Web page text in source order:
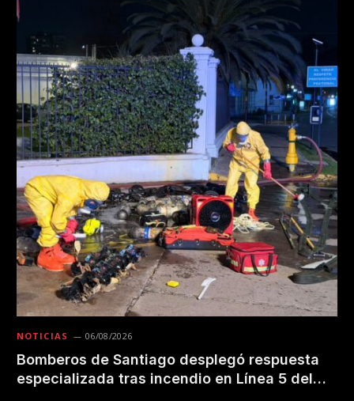
NOTICIAS 06/08/2026
Bomberos de Santiago desplegó respuesta
especializada tras incendio en Línea 5 del